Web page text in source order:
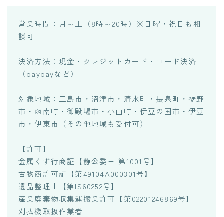
営業時間：月～土（8時～20時）※日曜・祝日も相
談可
決済方法：現金・クレジットカード・コード決済
（paypayなど）
対象地域：三島市・沼津市・清水町・長泉町・裾野
市・函南町・御殿場市・小山町・伊豆の国市・伊豆
市・伊東市（その他地域も受付可）
【許可】
金属くず行商証【静公委三 第1001号】
古物商許可証【第49104A000301号】
遺品整理士【第IS60252号】
産業廃棄物収集運搬業許可【第02201246869号】
刈払機取扱作業者